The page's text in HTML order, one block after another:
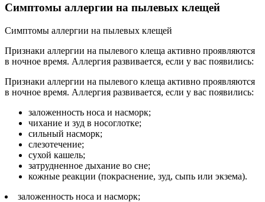
Симптомы аллергии на пылевых клещей
Симптомы аллергии на пылевых клещей
Признаки аллергии на пылевого клеща активно проявляются
в ночное время. Аллергия развивается, если у вас появились:
Признаки аллергии на пылевого клеща активно проявляются
в ночное время. Аллергия развивается, если у вас появились:
заложенность носа и насморк;
чихание и зуд в носоглотке;
сильный насморк;
слезотечение;
сухой кашель;
затрудненное дыхание во сне;
кожные реакции (покраснение, зуд, сыпь или экзема).
заложенность носа и насморк;